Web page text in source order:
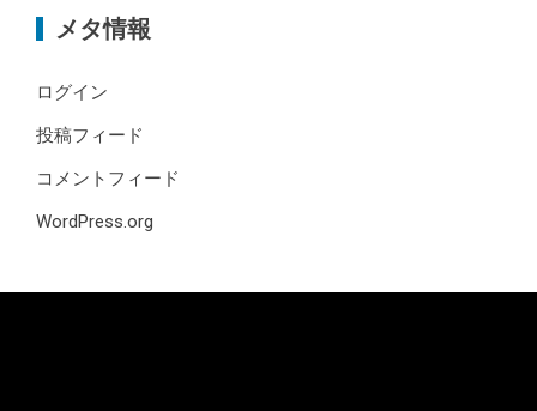
メタ情報
ログイン
投稿フィード
コメントフィード
WordPress.org